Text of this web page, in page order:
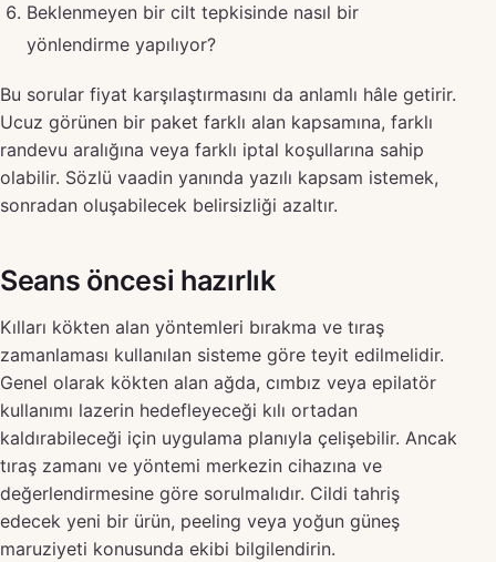
Beklenmeyen bir cilt tepkisinde nasıl bir
yönlendirme yapılıyor?
Bu sorular fiyat karşılaştırmasını da anlamlı hâle getirir.
Ucuz görünen bir paket farklı alan kapsamına, farklı
randevu aralığına veya farklı iptal koşullarına sahip
olabilir. Sözlü vaadin yanında yazılı kapsam istemek,
sonradan oluşabilecek belirsizliği azaltır.
Seans öncesi hazırlık
Kılları kökten alan yöntemleri bırakma ve tıraş
zamanlaması kullanılan sisteme göre teyit edilmelidir.
Genel olarak kökten alan ağda, cımbız veya epilatör
kullanımı lazerin hedefleyeceği kılı ortadan
kaldırabileceği için uygulama planıyla çelişebilir. Ancak
tıraş zamanı ve yöntemi merkezin cihazına ve
değerlendirmesine göre sorulmalıdır. Cildi tahriş
edecek yeni bir ürün, peeling veya yoğun güneş
maruziyeti konusunda ekibi bilgilendirin.